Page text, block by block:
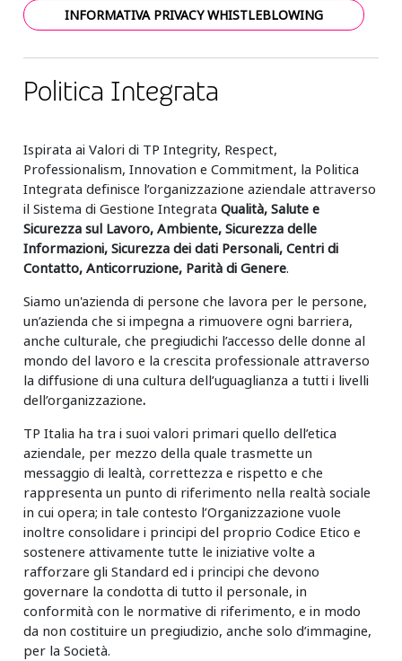
INFORMATIVA PRIVACY WHISTLEBLOWING
Politica Integrata
Ispirata ai Valori di TP Integrity, Respect,
Professionalism, Innovation e Commitment, la Politica
Integrata definisce l’organizzazione aziendale attraverso
il Sistema di Gestione IntegrataQualità, Salute e
Sicurezza sul Lavoro, Ambiente, Sicurezza delle
Informazioni, Sicurezza dei dati Personali, Centri di
Contatto, Anticorruzione, Parità di Genere.
Siamo un'azienda di persone che lavora per le persone,
un’azienda che si impegna a rimuovere ogni barriera,
anche culturale, che pregiudichi l’accesso delle donne al
mondo del lavoro e la crescita professionale attraverso
la diffusione di una cultura dell’uguaglianza a tutti i livelli
dell’organizzazione.
TP Italia ha tra i suoi valori primari quello dell’etica
aziendale, per mezzo della quale trasmette un
messaggio di lealtà, correttezza e rispetto e che
rappresenta un punto di riferimento nella realtà sociale
in cui opera; in tale contesto l’Organizzazione vuole
inoltre consolidare i principi del proprio Codice Etico e
sostenere attivamente tutte le iniziative volte a
rafforzare gli Standard ed i principi che devono
governare la condotta di tutto il personale, in
conformità con le normative di riferimento, e in modo
da non costituire un pregiudizio, anche solo d’immagine,
per la Società.